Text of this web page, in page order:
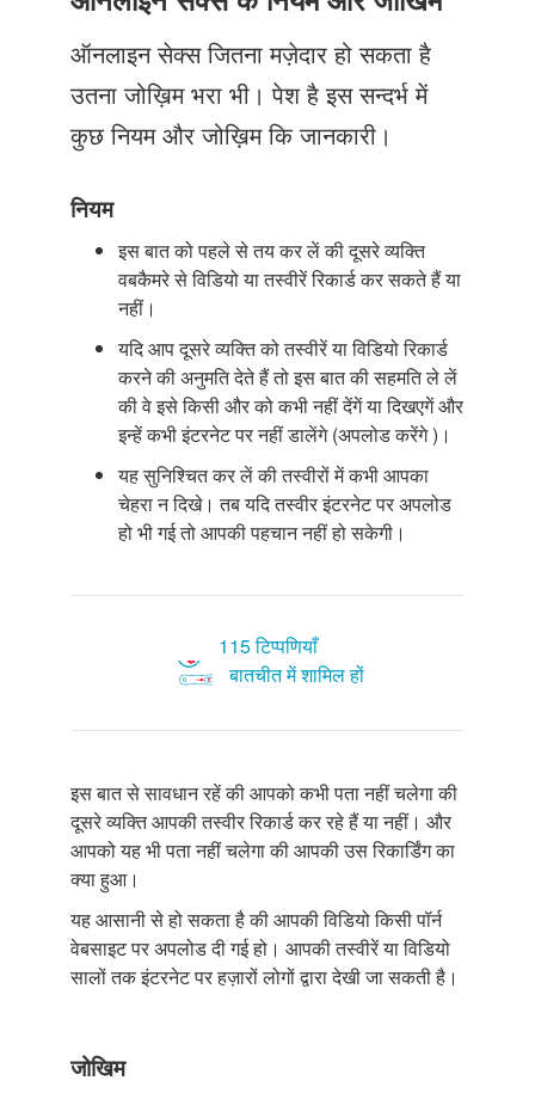
Just Poocho
संपर्क करें
ऑनलाइन सेक्स जितना मज़ेदार हो सकता है
उतना जोख़िम भरा भी। पेश है इस सन्दर्भ में
कुछ नियम और जोख़िम कि जानकारी।
नियम
इस बात को पहले से तय कर लें की दूसरे व्यक्ति
वबकैमरे से विडियो या तस्वीरें रिकार्ड कर सकते हैं या
नहीं।
यदि आप दूसरे व्यक्ति को तस्वीरें या विडियो रिकार्ड
करने की अनुमति देते हैं तो इस बात की सहमति ले लें
की वे इसे किसी और को कभी नहीं देंगें या दिखएगें और
इन्हें कभी इंटरनेट पर नहीं डालेंगे (अपलोड करेंगे )।
यह सुनिश्चित कर लें की तस्वीरों में कभी आपका
चेहरा न दिखे। तब यदि तस्वीर इंटरनेट पर अपलोड
हो भी गई तो आपकी पहचान नहीं हो सकेगी।
115 टिप्पणियाँ
बातचीत में शामिल हों
इस बात से सावधान रहें की आपको कभी पता नहीं चलेगा की
दूसरे व्यक्ति आपकी तस्वीर रिकार्ड कर रहे हैं या नहीं। और
आपको यह भी पता नहीं चलेगा की आपकी उस रिकार्डिंग का
क्या हुआ।
यह आसानी से हो सकता है की आपकी विडियो किसी पॉर्न
वेबसाइट पर अपलोड दी गई हो। आपकी तस्वीरें या विडियो
सालों तक इंटरनेट पर हज़ारों लोगों द्वारा देखी जा सकती है।
जोखिम